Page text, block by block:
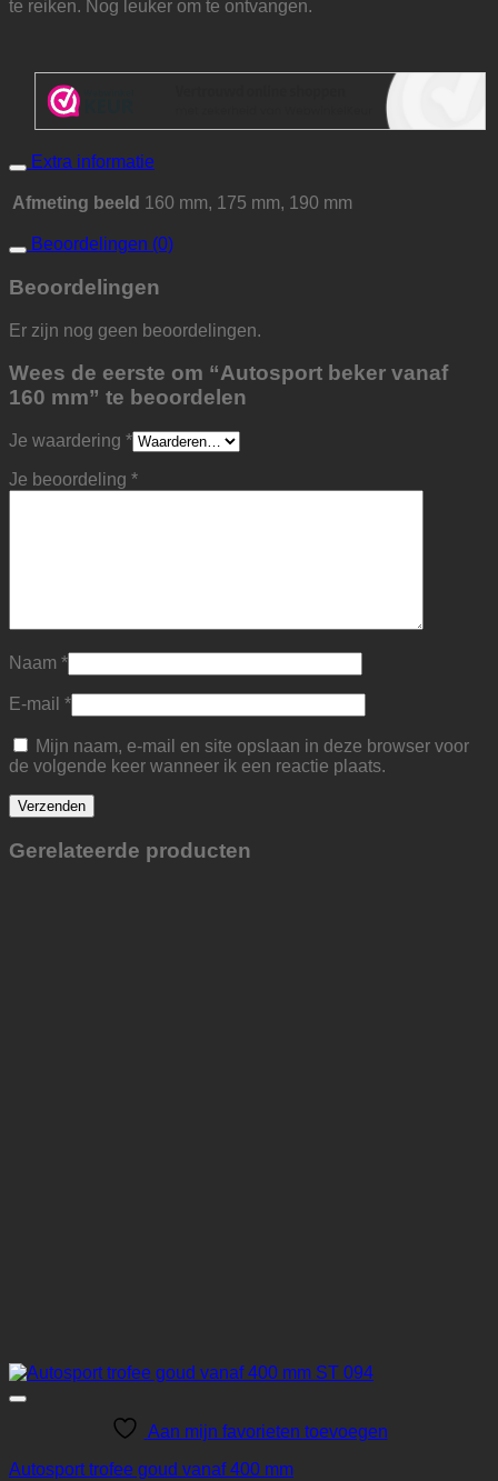
te reiken. Nog leuker om te ontvangen.
Extra informatie
Afmeting beeld 160 mm, 175 mm, 190 mm
Beoordelingen (0)
Beoordelingen
Er zijn nog geen beoordelingen.
Wees de eerste om “Autosport beker vanaf
160 mm” te beoordelen
Je waardering *
Je beoordeling *
Naam *
E-mail *
Mijn naam, e-mail en site opslaan in deze browser voor
de volgende keer wanneer ik een reactie plaats.
Gerelateerde producten
Aan mijn favorieten toevoegen
Autosport trofee goud vanaf 400 mm